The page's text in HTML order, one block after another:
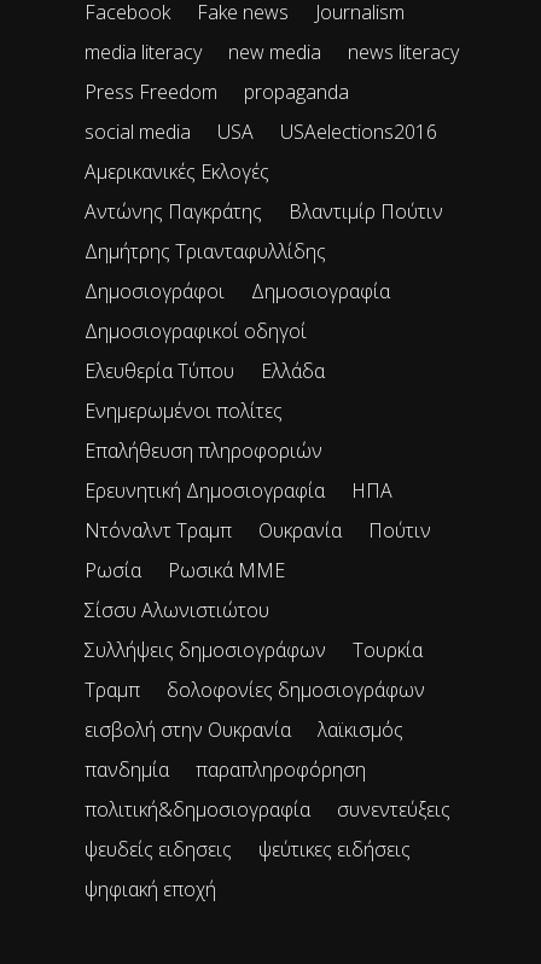
Facebook
Fake news
Journalism
media literacy
new media
news literacy
Press Freedom
propaganda
social media
USA
USAelections2016
Αμερικανικές Εκλογές
Αντώνης Παγκράτης
Βλαντιμίρ Πούτιν
Δημήτρης Τριανταφυλλίδης
Δημοσιογράφοι
Δημοσιογραφία
Δημοσιογραφικοί οδηγοί
Ελευθερία Τύπου
Ελλάδα
Ενημερωμένοι πολίτες
Επαλήθευση πληροφοριών
Ερευνητική Δημοσιογραφία
ΗΠΑ
Ντόναλντ Τραμπ
Ουκρανία
Πούτιν
Ρωσία
Ρωσικά ΜΜΕ
Σίσσυ Αλωνιστιώτου
Συλλήψεις δημοσιογράφων
Τουρκία
Τραμπ
δολοφονίες δημοσιογράφων
εισβολή στην Ουκρανία
λαϊκισμός
πανδημία
παραπληροφόρηση
πολιτική&δημοσιογραφία
συνεντεύξεις
ψευδείς ειδησεις
ψεύτικες ειδήσεις
ψηφιακή εποχή